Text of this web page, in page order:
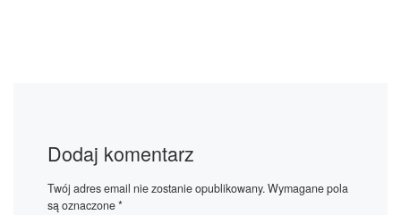
Dodaj komentarz
Twój adres email nie zostanie opublikowany.Wymagane pola
są oznaczone*